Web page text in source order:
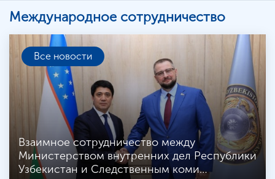
Международное сотрудничество
Все новости
Взаимное сотрудничество между
Министерством внутренних дел Республики
Узбекистан и Следственным коми…